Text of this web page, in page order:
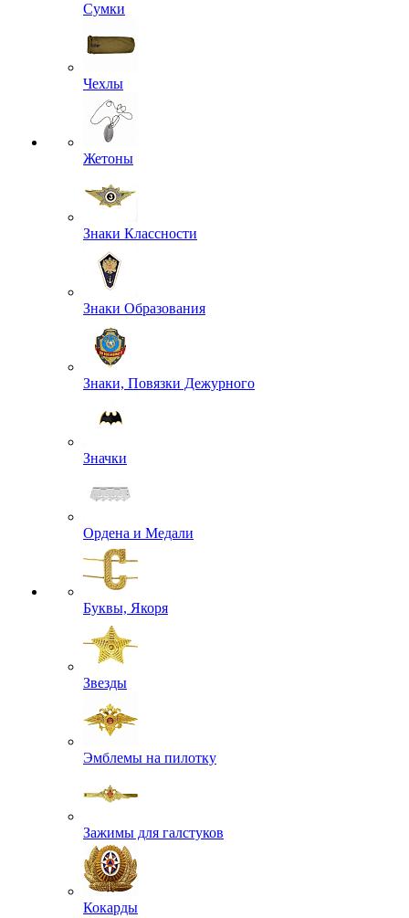
Сумки
Чехлы
Жетоны
Знаки Классности
Знаки Образования
Знаки, Повязки Дежурного
Значки
Ордена и Медали
Буквы, Якоря
Звезды
Эмблемы на пилотку
Зажимы для галстуков
Кокарды